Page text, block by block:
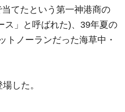
てたという第一神港商の
ス」と呼ばれた)、39年夏の
トノーランだった海草中・
した。